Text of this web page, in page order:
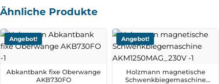
Ähnliche Produkte
Angebot!
Abkantbank fixe Oberwange
AKB730FO
Angebot!
Holzmann magnetische
Schwenkbiegemaschine